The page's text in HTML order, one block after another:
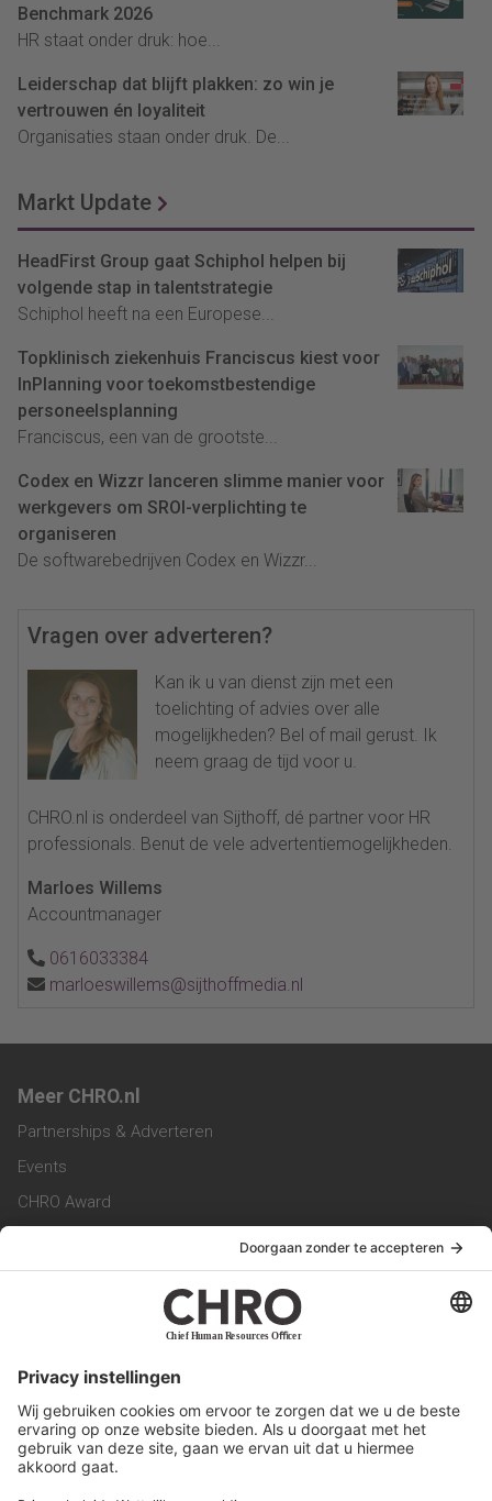
Benchmark 2026
HR staat onder druk: hoe...
Leiderschap dat blijft plakken: zo win je
vertrouwen én loyaliteit
Organisaties staan onder druk. De...
Markt Update
HeadFirst Group gaat Schiphol helpen bij
volgende stap in talentstrategie
Schiphol heeft na een Europese...
Topklinisch ziekenhuis Franciscus kiest voor
InPlanning voor toekomstbestendige
personeelsplanning
Franciscus, een van de grootste...
Codex en Wizzr lanceren slimme manier voor
werkgevers om SROI-verplichting te
organiseren
De softwarebedrijven Codex en Wizzr...
Vragen over adverteren?
Kan ik u van dienst zijn met een
toelichting of advies over alle
mogelijkheden? Bel of mail gerust. Ik
neem graag de tijd voor u.
CHRO.nl is onderdeel van Sijthoff, dé partner voor HR
professionals. Benut de vele advertentiemogelijkheden.
Marloes Willems
Accountmanager
0616033384
marloeswillems@sijthoffmedia.nl
Meer CHRO.nl
Partnerships & Adverteren
Events
CHRO Award
CHRO Magazine
Service & Contact
Werken bij ons
Privacy Statement
Algemene Voorwaarden